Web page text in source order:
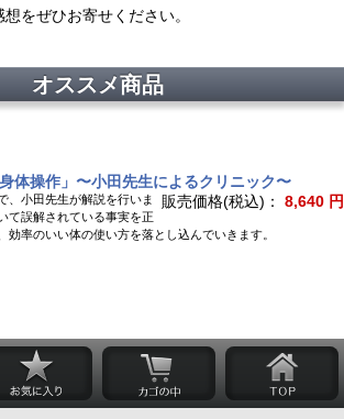
をぜひお寄せください。
オススメ商品
体操作」〜小田先生によるクリニック〜
販売価格(税込)：
8,640 円
、小田先生が解説を行いま
て誤解されている事実を正
効率のいい体の使い方を落とし込んでいきます。